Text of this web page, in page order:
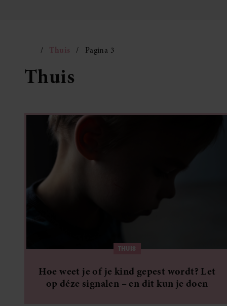
Thuis Pagina 3
Thuis
THUIS
Hoe weet je of je kind gepest wordt? Let
op déze signalen – en dit kun je doen